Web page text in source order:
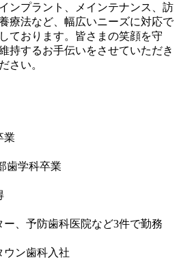
ンプラント、メインテナンス、訪
療法など、幅広いニーズに対応で
ております。皆さまの笑顔を守
持するお手伝いをさせていただき
さい。
業
歯学科卒業
、予防歯科医院など3件で勤務
ン歯科入社